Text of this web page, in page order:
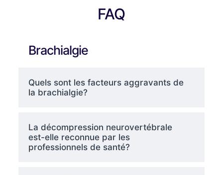
FAQ
Brachialgie
Quels sont les facteurs aggravants de
la brachialgie?
La décompression neurovertébrale
est-elle reconnue par les
professionnels de santé?